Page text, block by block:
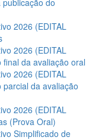
2026 (EDITAL
2026 (EDITAL
da avaliação oral
2026 (EDITAL
da avaliação
2026 (EDITAL
(Prova Oral)
Simplificado de